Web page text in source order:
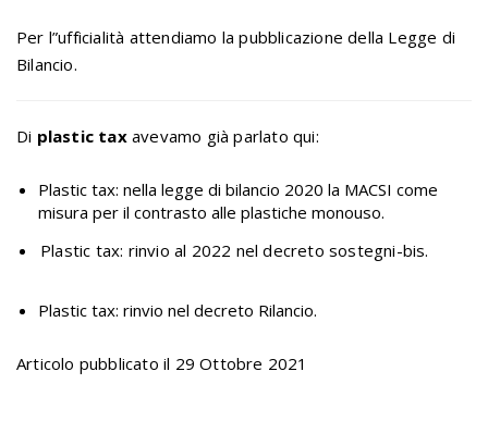
Per l”ufficialità attendiamo la pubblicazione della Legge di
Bilancio.
Di plastic taxavevamo già parlato qui:
Plastic tax: nella legge di bilancio 2020 la MACSI come
misura per il contrasto alle plastiche monouso.
Plastic tax: rinvio al 2022 nel decreto sostegni-bis.
Plastic tax: rinvio nel decreto Rilancio.
Articolo pubblicato il 29 Ottobre 2021